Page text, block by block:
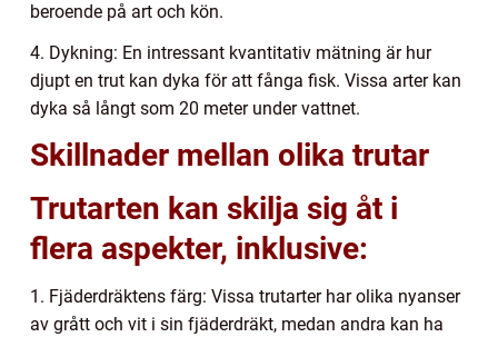
beroende på art och kön.
4. Dykning: En intressant kvantitativ mätning är hur
djupt en trut kan dyka för att fånga fisk. Vissa arter kan
dyka så långt som 20 meter under vattnet.
Skillnader mellan olika trutar
Trutarten kan skilja sig åt i
flera aspekter, inklusive:
1. Fjäderdräktens färg: Vissa trutarter har olika nyanser
av grått och vit i sin fjäderdräkt, medan andra kan ha